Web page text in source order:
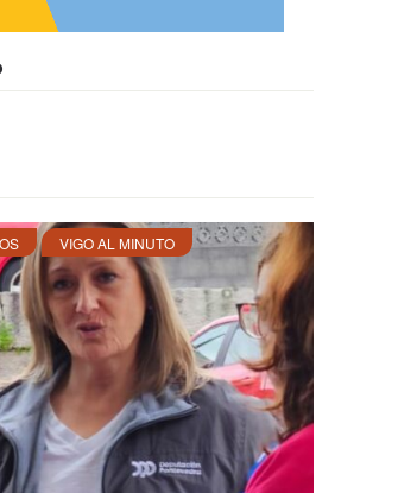
VIGO AL MINUTO